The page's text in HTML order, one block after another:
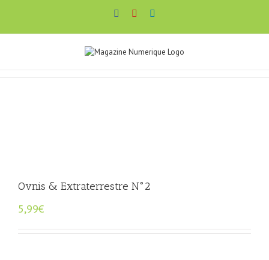
FacebookYouTube
Ovnis & Extraterrestre N°2
5,99€